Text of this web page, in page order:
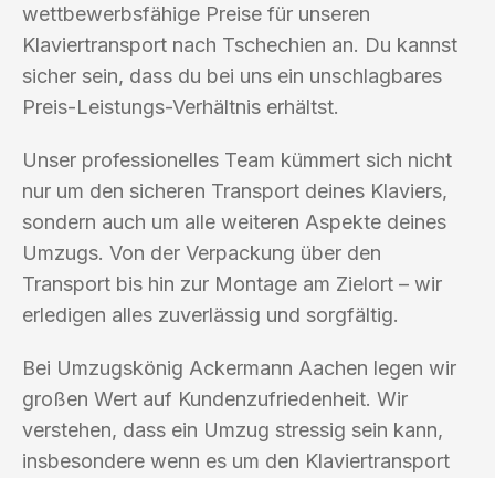
wettbewerbsfähige Preise für unseren
Klaviertransport nach Tschechien an. Du kannst
sicher sein, dass du bei uns ein unschlagbares
Preis-Leistungs-Verhältnis erhältst.
Unser professionelles Team kümmert sich nicht
nur um den sicheren Transport deines Klaviers,
sondern auch um alle weiteren Aspekte deines
Umzugs. Von der Verpackung über den
Transport bis hin zur Montage am Zielort – wir
erledigen alles zuverlässig und sorgfältig.
Bei Umzugskönig Ackermann Aachen legen wir
großen Wert auf Kundenzufriedenheit. Wir
verstehen, dass ein Umzug stressig sein kann,
insbesondere wenn es um den Klaviertransport